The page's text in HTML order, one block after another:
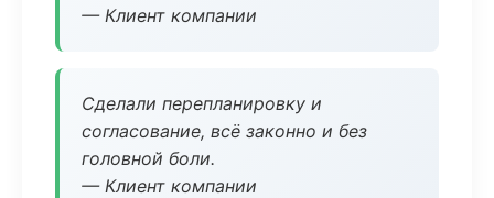
— Клиент компании
Сделали перепланировку и
согласование, всё законно и без
головной боли.
— Клиент компании